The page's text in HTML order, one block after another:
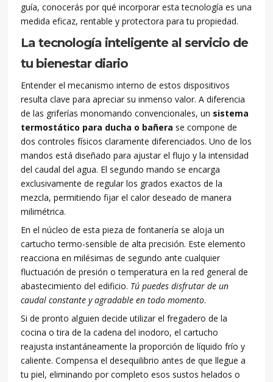
guía, conocerás por qué incorporar esta tecnología es una
medida eficaz, rentable y protectora para tu propiedad.
La tecnología inteligente al servicio de
tu bienestar diario
Entender el mecanismo interno de estos dispositivos
resulta clave para apreciar su inmenso valor. A diferencia
de las griferías monomando convencionales, un sistema
termostático para ducha o bañera se compone de
dos controles físicos claramente diferenciados. Uno de los
mandos está diseñado para ajustar el flujo y la intensidad
del caudal del agua. El segundo mando se encarga
exclusivamente de regular los grados exactos de la
mezcla, permitiendo fijar el calor deseado de manera
milimétrica.
En el núcleo de esta pieza de fontanería se aloja un
cartucho termo-sensible de alta precisión. Este elemento
reacciona en milésimas de segundo ante cualquier
fluctuación de presión o temperatura en la red general de
abastecimiento del edificio. Tú puedes disfrutar de un
caudal constante y agradable en todo momento.
Si de pronto alguien decide utilizar el fregadero de la
cocina o tira de la cadena del inodoro, el cartucho
reajusta instantáneamente la proporción de líquido frío y
caliente. Compensa el desequilibrio antes de que llegue a
tu piel, eliminando por completo esos sustos helados o